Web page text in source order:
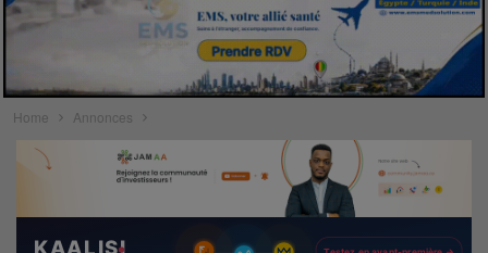
Home Annonces